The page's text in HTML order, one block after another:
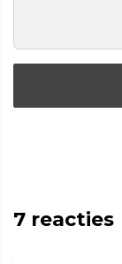
7 reacties